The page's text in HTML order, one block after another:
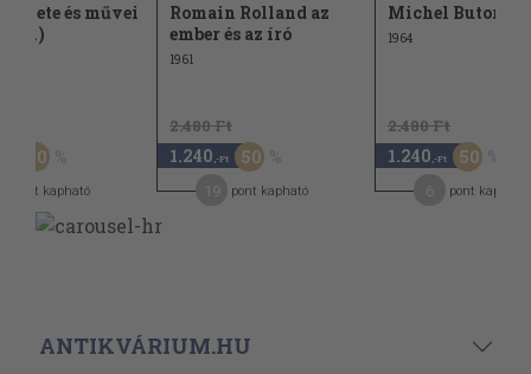
élete és művei
50
pont kapható
Romain Rolland az
ember és az író
1961
2.480 Ft
1.240 ,-Ft 50
pont kapható
Michel Butor
1964
2.480 Ft
1.240 ,-Ft 50
pont kapható
ANTIKVÁRIUM.HU